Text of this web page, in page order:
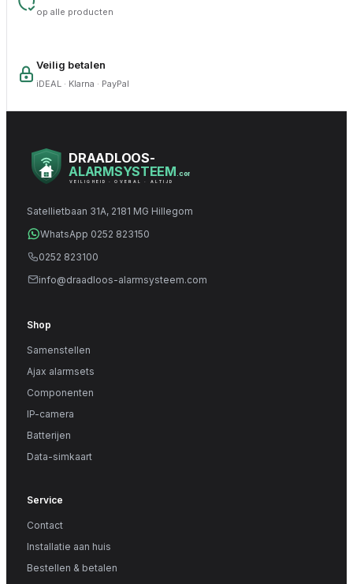
op alle producten
Veilig betalen
iDEAL · Klarna · PayPal
DRAADLOOS-
ALARMSYSTEEM .com
VEILIGHEID · OVERAL · ALTIJD
Satellietbaan 31A, 2181 MG Hillegom
WhatsApp 0252 823150
0252 823100
info@draadloos-alarmsysteem.com
Shop
Samenstellen
Ajax alarmsets
Componenten
IP-camera
Batterijen
Data-simkaart
Service
Contact
Installatie aan huis
Bestellen & betalen